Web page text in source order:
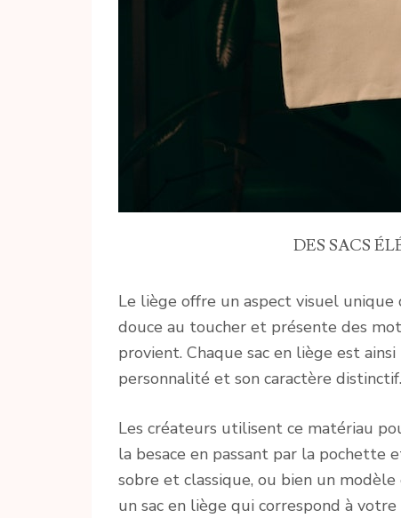
DES SACS
Le liège offre un aspect visuel
douce au toucher et présente des
provient. Chaque sac en liège est
personnalité et son caractère distinctif.
Les créateurs utilisent ce matériau
la besace en passant par la pochette
sobre et classique, ou bien un
un sac en liège qui correspond à